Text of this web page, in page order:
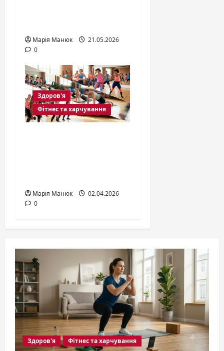
Марія Манюк
21.05.2026
0
Здоров'я
Фітнес та харчування
Марія Манюк
02.04.2026
0
Здоров'я Фітнес та харчування